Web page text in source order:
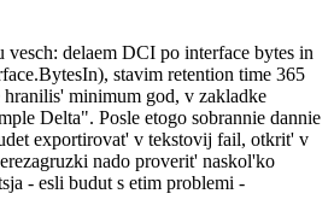
delaem DCI po interface bytes in
stavim retention time 365
minimum god, v zakladke
Delta". Posle etogo sobrannie dannie
exportirovat' v tekstovij fail, otkrit' v
nado proverit' naskol'ko
- esli budut s etim problemi -